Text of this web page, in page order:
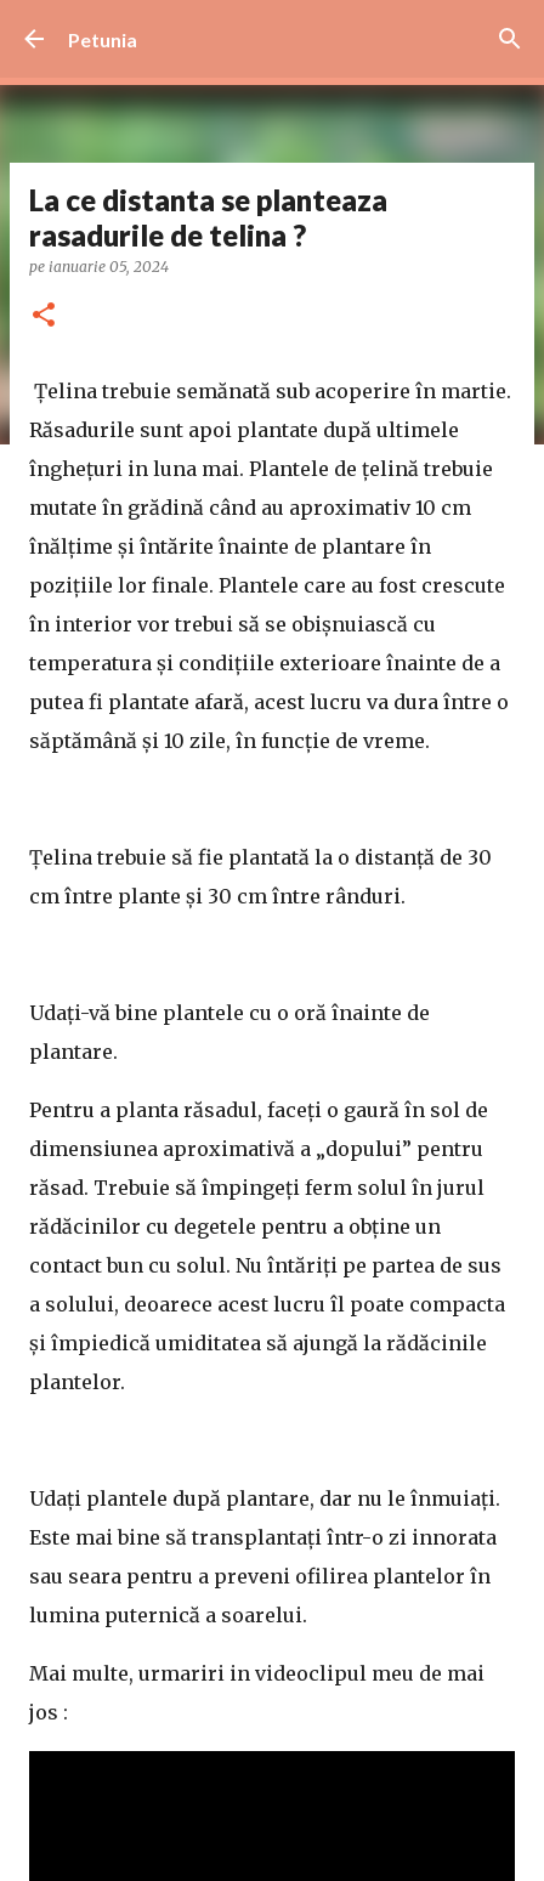
Petunia
La ce distanta se planteaza
rasadurile de telina ?
pe ianuarie 05, 2024
Țelina trebuie semănată sub acoperire în martie.
Răsadurile sunt apoi plantate după ultimele
înghețuri in luna mai. Plantele de țelină trebuie
mutate în grădină când au aproximativ 10 cm
înălțime și întărite înainte de plantare în
pozițiile lor finale. Plantele care au fost crescute
în interior vor trebui să se obișnuiască cu
temperatura și condițiile exterioare înainte de a
putea fi plantate afară, acest lucru va dura între o
săptămână și 10 zile, în funcție de vreme.
Țelina trebuie să fie plantată la o distanță de 30
cm între plante și 30 cm între rânduri.
Udați-vă bine plantele cu o oră înainte de
plantare.
Pentru a planta răsadul, faceți o gaură în sol de
dimensiunea aproximativă a „dopului” pentru
răsad. Trebuie să împingeți ferm solul în jurul
rădăcinilor cu degetele pentru a obține un
contact bun cu solul. Nu întăriți pe partea de sus
a solului, deoarece acest lucru îl poate compacta
și împiedică umiditatea să ajungă la rădăcinile
plantelor.
Udați plantele după plantare, dar nu le înmuiați.
Este mai bine să transplantați într-o zi innorata
sau seara pentru a preveni ofilirea plantelor în
lumina puternică a soarelui.
Mai multe, urmariri in videoclipul meu de mai
jos :